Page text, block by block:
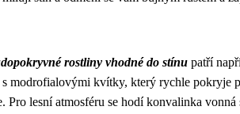
rostliny vhodné do stínu patří
s modrofialovými kvítky, který rychle pokryje
Pro lesní atmosféru se hodí konvalinka vonná